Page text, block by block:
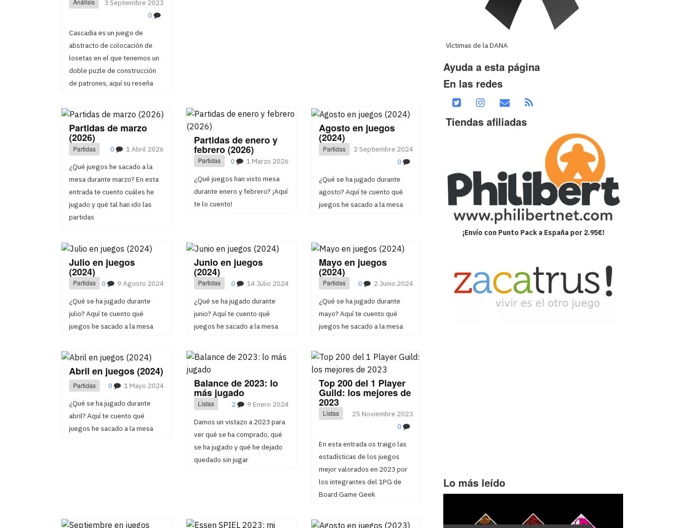
Análisis
3 Septiembre 2023
0
Cascadia es un juego de
abstracto de colocación de
losetas en el que tenemos un
doble puzle de construcción
de patrones, aquí su reseña
Partidas de marzo
(2026)
Partidas 1 Abril 2026
0
¿Qué juegos he sacado a la
mesa durante marzo? En esta
entrada te cuento cuáles he
jugado y qué tal han ido las
partidas
Partidas de enero y
febrero (2026)
Partidas 1 Marzo 2026
0
¿Qué juegos han visto mesa
durante enero y febrero? ¡Aquí
te lo cuento!
Agosto en juegos
(2024)
Partidas
2 Septiembre 2024
0
¿Qué se ha jugado durante
agosto? Aquí te cuento qué
juegos he sacado a la mesa
Julio en juegos
(2024)
Partidas 9 Agosto 2024
0
¿Qué se ha jugado durante
julio? Aquí te cuento qué
juegos he sacado a la mesa
Junio en juegos
(2024)
Partidas 14 Julio 2024
0
¿Qué se ha jugado durante
junio? Aquí te cuento qué
juegos he sacado a la mesa
Mayo en juegos
(2024)
Partidas 2 Junio 2024
0
¿Qué se ha jugado durante
mayo? Aquí te cuento qué
juegos he sacado a la mesa
Abril en juegos (2024)
Partidas 1 Mayo 2024
0
¿Qué se ha jugado durante
abril? Aquí te cuento qué
juegos he sacado a la mesa
Balance de 2023: lo
más jugado
Listas 9 Enero 2024
2
Damos un vistazo a 2023 para
ver qué se ha comprado, qué
se ha jugado y qué he dejado
quedado sin jugar
Top 200 del 1 Player
Guild: los mejores de
2023
Listas
25 Noviembre 2023
0
En esta entrada os traigo las
estadísticas de los juegos
mejor valorados en 2023 por
los integrantes del 1PG de
Board Game Geek
Víctimas de la DANA
Ayuda a esta página
En las redes
Tiendas afiliadas
¡Envío con Punto Pack a España por 2.95€!
Lo más leído